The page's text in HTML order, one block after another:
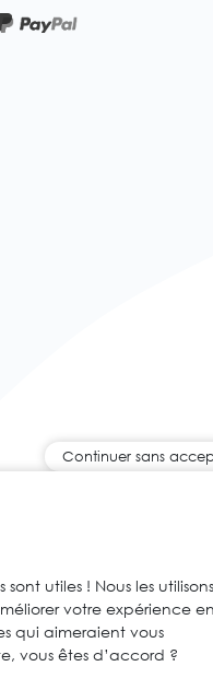
Continuer sans
utiles ! Nous les utilisons
votre expérience
qui aimeraient vous
vous êtes d’accord ?